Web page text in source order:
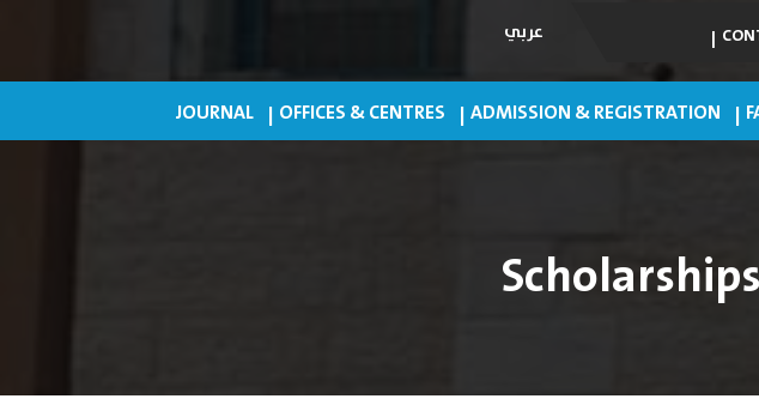
عربي
ADMISSION & REGISTRATION
OFFICES & CENTRES
JOURNAL